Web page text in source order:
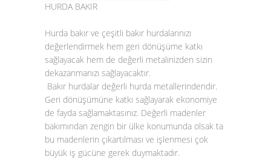
HURDA BAKIR
Hurda bakır ve çeşitli bakır hurdalarınızı
değerlendirmek hem geri dönüşüme katkı
sağlayacak hem de değerli metalinizden sizin
dekazanmanızı sağlayacaktır.
Bakır hurdalar değerli hurda metallerindendir.
Geri dönüşümüne katkı sağlayarak ekonomiye
de fayda sağlamaktasınız. Değerli madenler
bakımından zengin bir ülke konumunda olsak ta
bu madenlerin çıkartılması ve işlenmesi çok
büyük iş gücüne gerek duymaktadır.